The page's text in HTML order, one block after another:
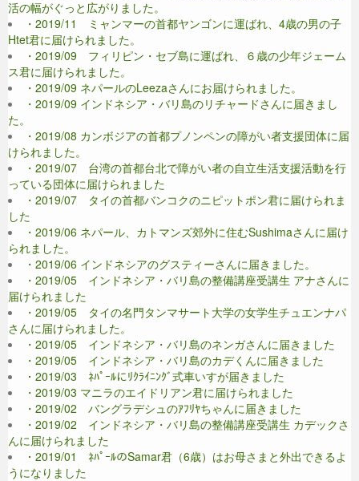
活の幅がぐっと広がりました。
・2019/11 ミャンマーの首都ヤンゴンに運ばれ、4歳の男の子
Htet君に届けられました。
・2019/09 フィリピン・セブ島に運ばれ、６歳の少年ジェーム
ス君に届けられました。
・2019/09 ネパールのLeezaさんにお届けられました。
・2019/09 インドネシア・バリ島のリチャードさんに届きまし
た。
・2019/08 カンボジアの首都プノンペンの障がい者支援団体に届
けられました。
・2019/07 台湾の首都台北で障がい者の自立生活支援活動を行
っている団体に届けられました
・2019/07 タイの首都バンコクのニピットポン君に届けられま
した
・2019/06 ネパール、カトマンズ郊外に住むSushimaさんに届け
られました。
・2019/06 インドネシアのグスティーさんに届きました。
・2019/05 インドネシア・バリ島の整備講座受講生 アナさんに
届けられました
・2019/05 タイの名門タンマサート大学の女学生チュエンナパ
さんに届けられました。
・2019/05 インドネシア・バリ島のネンガさんに届きました
・2019/05 インドネシア・バリ島のカデくんに届きました
・2019/03 ﾈﾊﾟｰﾙにﾘｸﾗｲﾆﾝｸﾞ式車いすが届きました
・2019/03 マニラのエイドリアン君に届けられました
・2019/02 バングラデシュのｱﾌﾘﾔちゃんに届きました
・2019/02 インドネシア・バリ島の整備講座受講生 カデックさ
んに届けられました
・2019/01 ﾈﾊﾟｰﾙのSamar君（6歳）はお母さまと外出できるよ
うになりました